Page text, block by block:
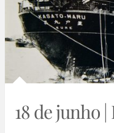
18 de junho